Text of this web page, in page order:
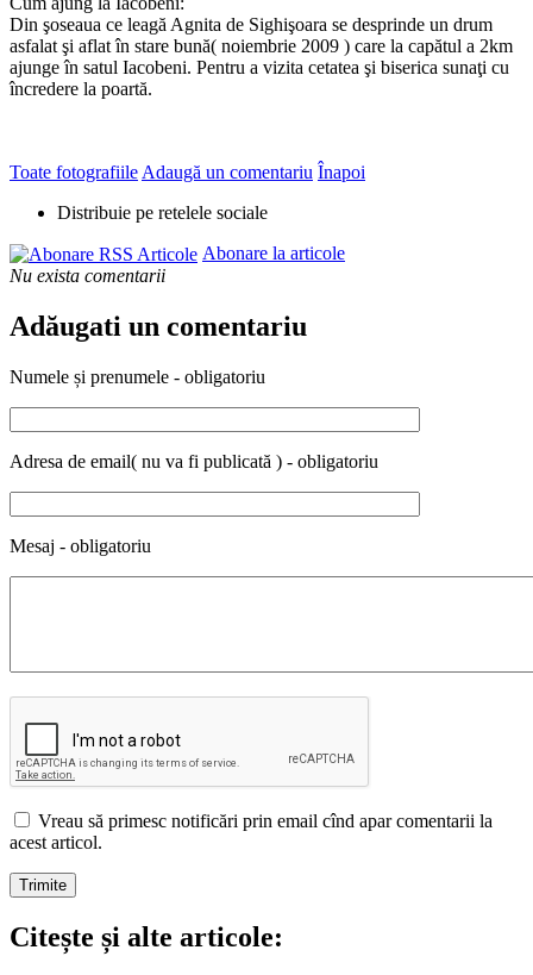
Din şoseaua ce leagă Agnita de Sighişoara se desprinde un drum
asfalat şi aflat în stare bună( noiembrie 2009 ) care la capătul a 2km
ajunge în satul Iacobeni. Pentru a vizita cetatea şi biserica sunaţi cu
încredere la poartă.
Toate fotografiile Adaugă un comentariu Înapoi
Distribuie pe retelele sociale
Abonare la articole
Nu exista comentarii
Adăugati un comentariu
Numele și prenumele - obligatoriu
Adresa de email( nu va fi publicată ) - obligatoriu
Mesaj - obligatoriu
Vreau să primesc notificări prin email cînd apar comentarii la
acest articol.
Citește și alte articole: